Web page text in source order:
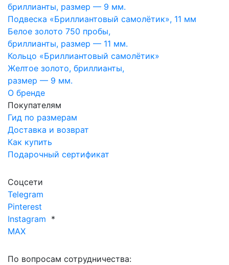
бриллианты, размер — 9 мм.
Подвеска «Бриллиантовый самолётик», 11 мм
Белое золото 750 пробы,
бриллианты, размер — 11 мм.
Кольцо «Бриллиантовый самолётик»
Желтое золото, бриллианты,
размер — 9 мм.
О бренде
Покупателям
Гид по размерам
Доставка и возврат
Как купить
Подарочный сертификат
Соцсети
Telegram
Pinterest
Instagram *
MAX
По вопросам сотрудничества: